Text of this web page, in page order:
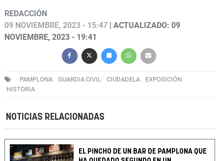
REDACCIÓN
09 NOVIEMBRE, 2023 - 15:47 | ACTUALIZADO: 09
NOVIEMBRE, 2023 - 19:41
PAMPLONA GUARDIA CIVIL CIUDADELA
EXPOSICIÓN
HISTORIA
NOTICIAS RELACIONADAS
EL PINCHO DE UN BAR DE PAMPLONA QUE